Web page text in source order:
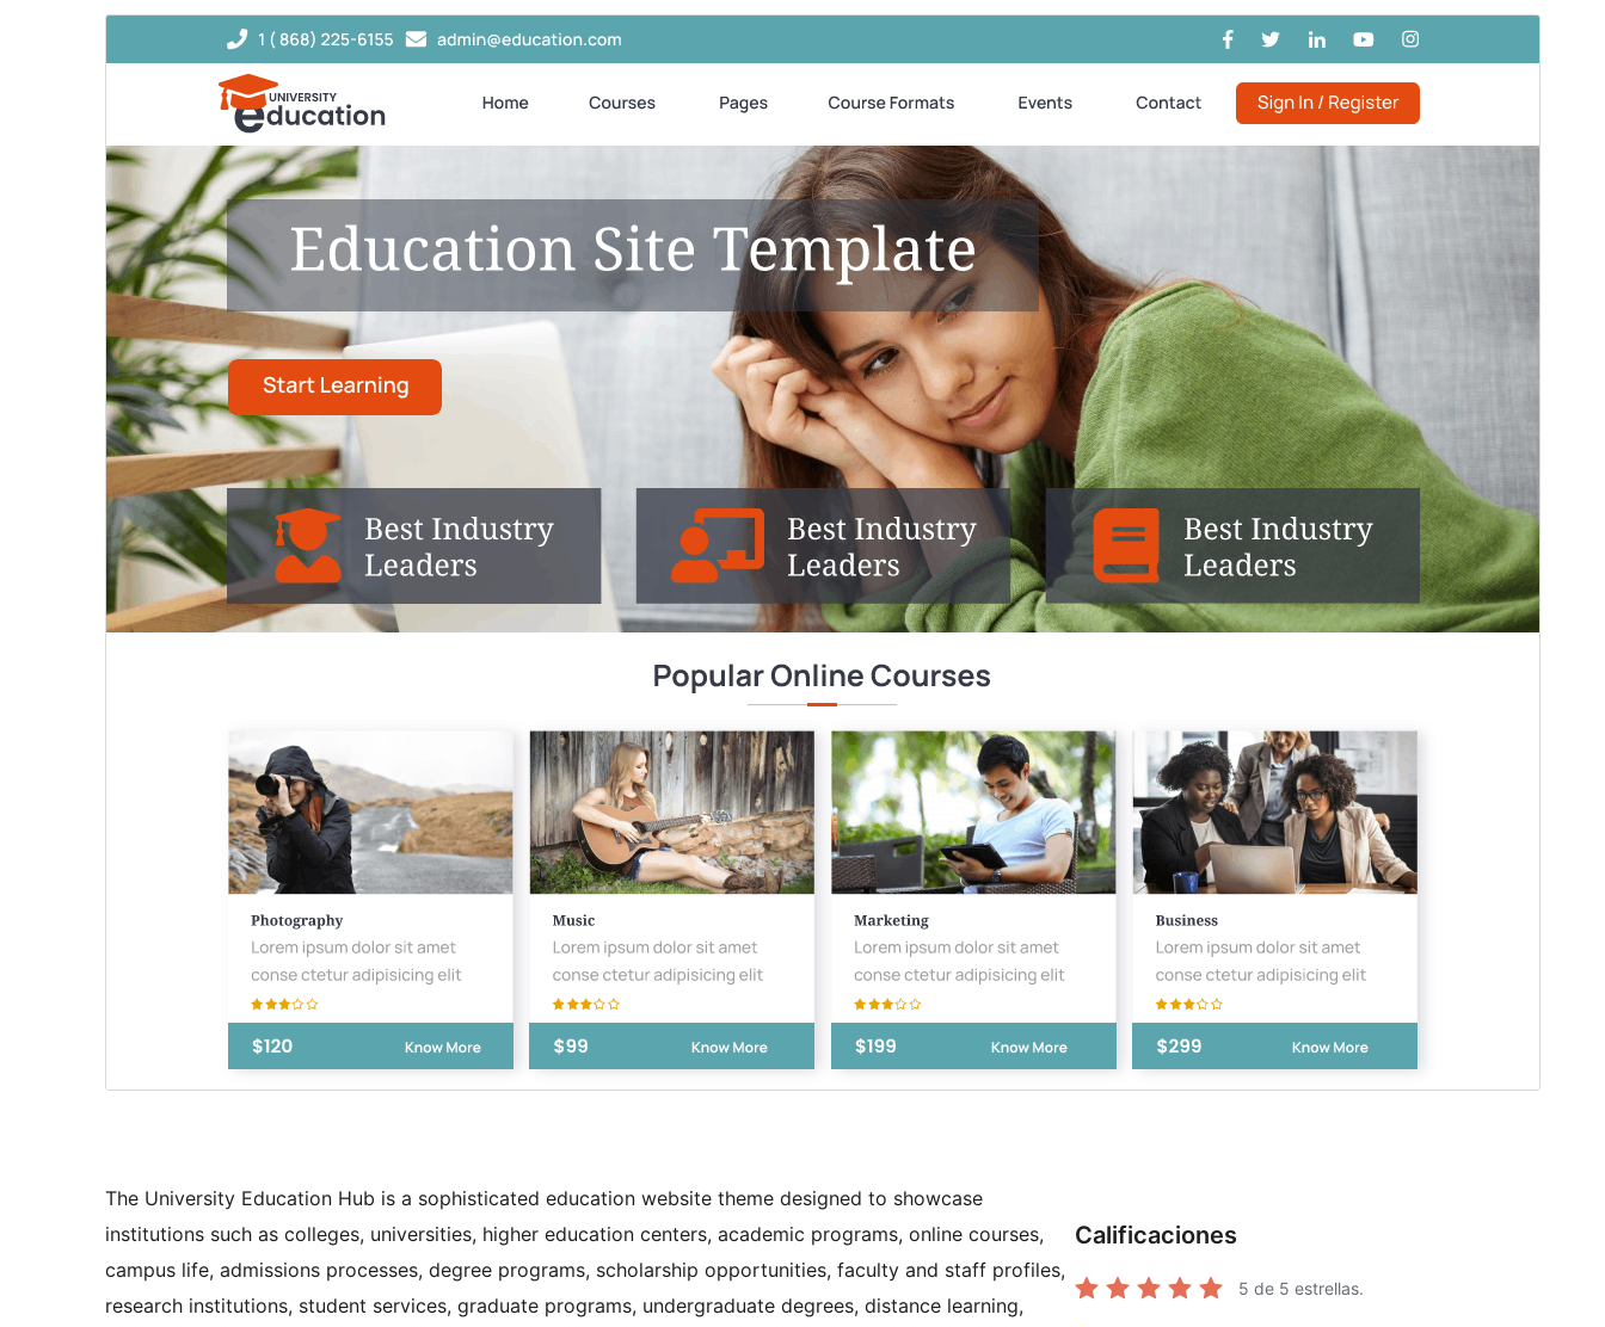
Tema comercial
Este tema es gratuito pero ofrece actualizaciones o
soporte comercial de pago.
Versión
Última actualización
18 de Julio de 2026
Instalaciones activas
Versión de WordPress
Versión de PHP
Página de inicio del tema
The University Education Hub is a sophisticated education website theme designed to showcase
institutions such as colleges, universities, higher education centers, academic programs, online courses,
campus life, admissions processes, degree programs, scholarship opportunities, faculty and staff profiles,
research institutions, student services, graduate programs, undergraduate degrees, distance learning,
Calificaciones
5 de 5 estrellas.